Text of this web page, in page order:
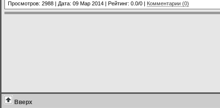
Просмотров: 2988 | Дата: 09 Мар 2014 | Рейтинг: 0.0/0 | Комментарии (0)
Вверх